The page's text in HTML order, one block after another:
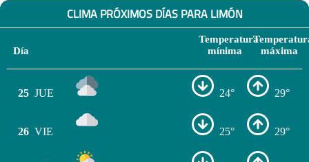
CLIMA PRÓXIMOS DÍAS PARA LIMÓN
Día
Temperatura
mínima
máxima
25 JUE 24° 29°
26 VIE 25° 29°